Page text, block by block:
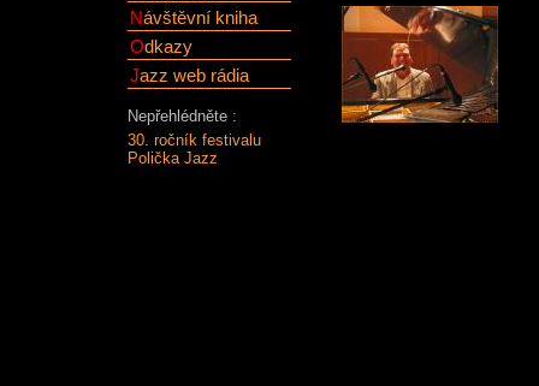
Návštěvní kniha
Odkazy
Jazz web rádia
Nepřehlédněte :
30. ročník festivalu
Polička Jazz